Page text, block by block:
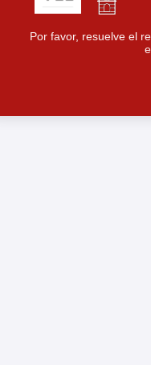
Por favor, resuelve el